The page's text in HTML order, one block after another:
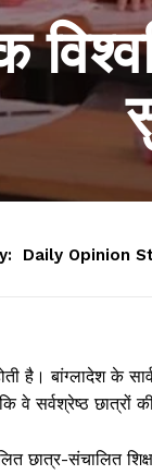
Daily Opinion
है। बांग्लादेश के
सर्वश्रेष्ठ छात्रों
छात्र-संचालित